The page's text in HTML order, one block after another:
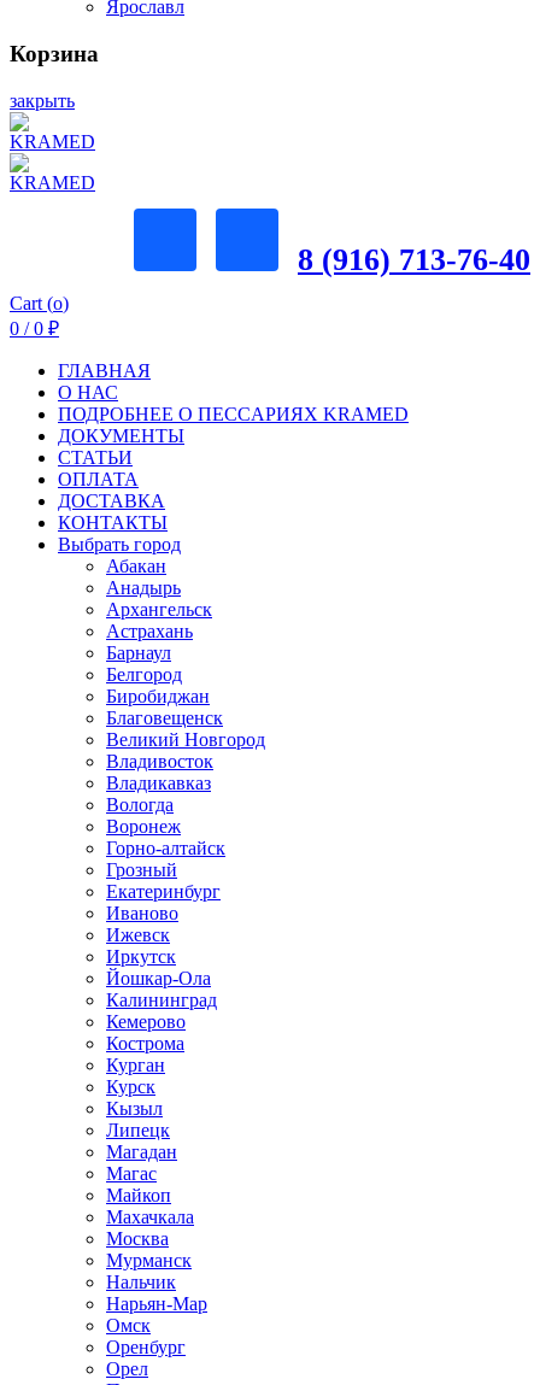
Ярославл
Корзина
закрыть
8 (916) 713-76-40
Cart (o)
0 / 0 ₽
ГЛАВНАЯ
О НАС
ПОДРОБНЕЕ О ПEСCАРИЯХ KRAMED
ДОКУМЕНТЫ
СТАТЬИ
ОПЛАТА
ДОСТАВКА
КОНТАКТЫ
Выбрать город
Абакан
Анадырь
Архангельск
Астрахань
Барнаул
Белгород
Биробиджан
Благовещенск
Великий Новгород
Владивосток
Владикавказ
Вологда
Воронеж
Горно-алтайск
Грозный
Екатеринбург
Иваново
Ижевск
Иркутск
Йошкар-Ола
Калининград
Кемерово
Кострома
Курган
Курск
Кызыл
Липецк
Магадан
Магас
Майкоп
Махачкала
Москва
Мурманск
Нальчик
Нарьян-Мар
Омск
Оренбург
Орел